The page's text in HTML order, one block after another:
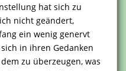
hat sich zu
nicht geändert,
ein wenig genervt
in ihren Gedanken
zu überzeugen, was